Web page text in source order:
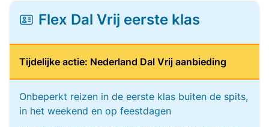
Flex Dal Vrij eerste klas
Tijdelijke actie: Nederland Dal Vrij aanbieding
Onbeperkt reizen in de eerste klas buiten de spits,
in het weekend en op feestdagen